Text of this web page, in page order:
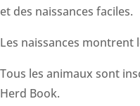
et des naissances faciles.
Les naissances montrent
Tous les animaux sont
Herd Book.